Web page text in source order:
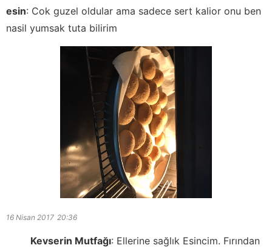
esin: Cok guzel oldular ama sadece sert kalior onu ben
nasil yumsak tuta bilirim
16 Nisan 2017 20:36
Kevserin Mutfağı: Ellerine sağlık Esincim. Fırından